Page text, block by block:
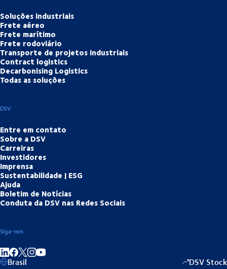
Soluções industriais
Frete aéreo
Frete marítimo
Frete rodoviário
Transporte de projetos industriais
Contract logistics
Decarbonising Logistics
Todas as soluções
DSV
Entre em contato
Sobre a DSV
Carreiras
Investidores
Imprensa
Sustentabilidade | ESG
Ajuda
Boletim de Notícias
Conduta da DSV nas Redes Sociais
Siga-nos
Partilhar no LinkedIn
Partilhar no Facebook
Brasil DSV Stock